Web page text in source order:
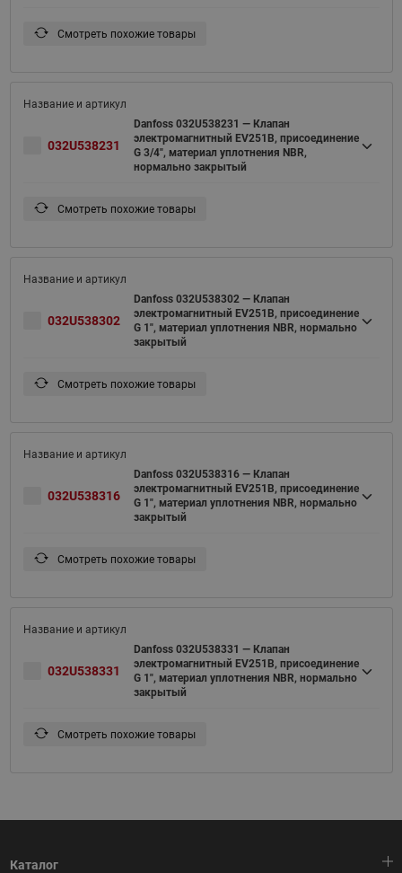
Смотреть похожие товары
032U538231
Danfoss 032U538231 — Клапан
электромагнитный EV251B, присоединение
G 3/4", материал уплотнения NBR,
нормально закрытый
Смотреть похожие товары
032U538302
Danfoss 032U538302 — Клапан
электромагнитный EV251B, присоединение
G 1", материал уплотнения NBR, нормально
закрытый
Смотреть похожие товары
032U538316
Danfoss 032U538316 — Клапан
электромагнитный EV251B, присоединение
G 1", материал уплотнения NBR, нормально
закрытый
Смотреть похожие товары
032U538331
Danfoss 032U538331 — Клапан
электромагнитный EV251B, присоединение
G 1", материал уплотнения NBR, нормально
закрытый
Смотреть похожие товары
Каталог